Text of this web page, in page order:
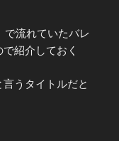
で流れていたバレ
紹介しておく
言うタイトルだと